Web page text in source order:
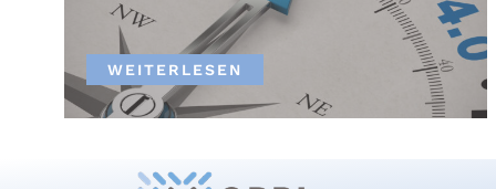
WEITERLESEN